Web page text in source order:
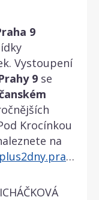
9
Vystoupení
9 se
Krocínkou
na